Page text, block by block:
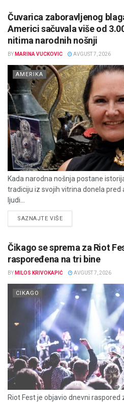
Čuvarica zaboravljenog
Americi sačuvala više od
nitima narodnih nošnji
BY MARINA VUCKOVIC AVGUST 7, 2026
AMERIKA
Kada narodna nošnja postane
tradiciju iz svojih vitrina donela pred
ljudi...
SAZNAJTE VIŠEDETAILS
Čikago se sprema za Riot
raspoređena na tri bine
BY MILOS KRIVOKAPIĆ AVGUST 7, 2026
CIKAGO
Riot Fest je objavio dnevni raspored